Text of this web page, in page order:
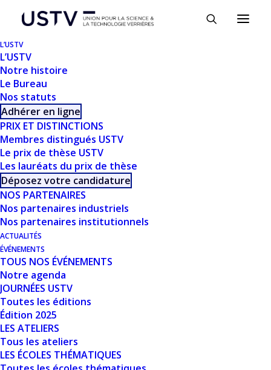
L’USTV
L’USTV
Notre histoire
Le Bureau
Nos statuts
Adhérer en ligne
PRIX ET DISTINCTIONS
Membres distingués USTV
Le prix de thèse USTV
Les lauréats du prix de thèse
Déposez votre candidature
NOS PARTENAIRES
Nos partenaires industriels
Nos partenaires institutionnels
ACTUALITÉS
ÉVÉNEMENTS
TOUS NOS ÉVÉNEMENTS
Notre agenda
JOURNÉES USTV
Toutes les éditions
Édition 2025
LES ATELIERS
Tous les ateliers
LES ÉCOLES THÉMATIQUES
TÉLÉCHARGER
Télécharger
Nombre de fichiers
Date de création
Dernière mise à
jour